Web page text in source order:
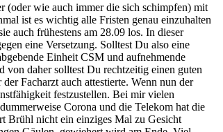
(oder wie auch immer die sich schimpfen) mit
ist es wichtig alle Fristen genau einzuhalten
auch frühestens am 28.09 los. In dieser
eine Versetzung. Solltest Du also eine
Einheit CSM und aufnehmende
von daher solltest Du rechtzeitig einen guten
Facharzt auch attestierte. Wenn nun der
festzustellen. Bei mir vielen
Corona und die Telekom hat die
Brühl nicht ein einziges Mal zu Gesicht